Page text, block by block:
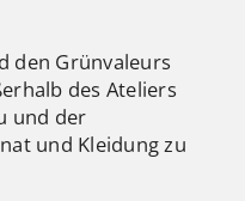
den Grünvaleurs
des Ateliers
und der
und Kleidung zu